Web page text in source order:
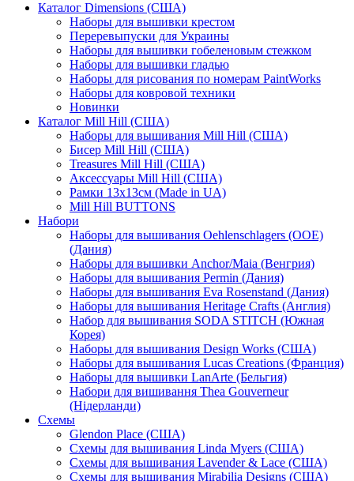
Каталог Dimensions (США)
Наборы для вышивки крестом
Переревыпуски для Украины
Наборы для вышивки гобеленовым стежком
Наборы для вышивки гладью
Наборы для рисования по номерам PaintWorks
Наборы для ковровой техники
Новинки
Каталог Mill Hill (США)
Наборы для вышивания Mill Hill (США)
Бисер Mill Hill (США)
Treasures Mill Hill (США)
Аксессуары Mill Hill (США)
Рамки 13х13см (Made in UA)
Mill Hill BUTTONS
Набори
Наборы для вышивания Oehlenschlagers (OOE)
(Дания)
Наборы для вышивки Anchor/Maia (Венгрия)
Наборы для вышивания Permin (Дания)
Наборы для вышивания Eva Rosenstand (Дания)
Наборы для вышивания Heritage Crafts (Англия)
Набор для вышивания SODA STITCH (Южная
Корея)
Наборы для вышивания Design Works (США)
Наборы для вышивания Lucas Creations (Франция)
Наборы для вышивки LanArte (Бельгия)
Набори для вишивання Thea Gouverneur
(Нідерланди)
Схемы
Glendon Place (США)
Схемы для вышивания Linda Myers (США)
Схемы для вышивания Lavender & Lace (США)
Схемы для вышивания Mirabilia Designs (США)